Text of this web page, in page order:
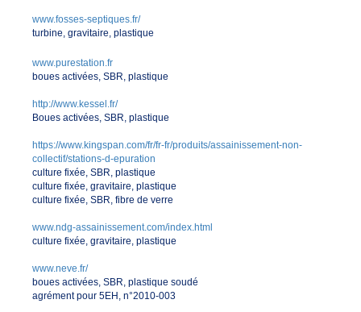
www.fosses-septiques.fr/
turbine, gravitaire, plastique
www.purestation.fr
boues activées, SBR, plastique
http://www.kessel.fr/
Boues activées, SBR, plastique
https://www.kingspan.com/fr/fr-fr/produits/assainissement-non-
collectif/stations-d-epuration
culture fixée, SBR, plastique
culture fixée, gravitaire, plastique
culture fixée, SBR, fibre de verre
www.ndg-assainissement.com/index.html
culture fixée, gravitaire, plastique
www.neve.fr/
boues activées, SBR, plastique soudé
agrément pour 5EH, n°2010-003